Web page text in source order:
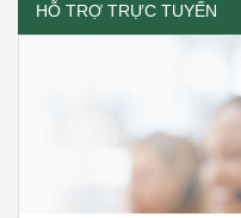
HỖ TRỢ TRỰC TUYẾN